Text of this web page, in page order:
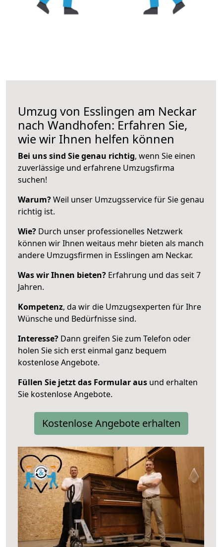
Umzug von Esslingen am Neckar
nach Wandhofen: Erfahren Sie,
wie wir Ihnen helfen können
Bei uns sind Sie genau richtig, wenn Sie einen
zuverlässige und erfahrene Umzugsfirma
suchen!
Warum?Weil unser Umzugsservice für Sie genau
richtig ist.
Wie? Durch unser professionelles Netzwerk
können wir Ihnen weitaus mehr bieten als manch
andere Umzugsfirmen in Esslingen am Neckar.
Was wir Ihnen bieten? Erfahrung und das seit 7
Jahren.
Kompetenz, da wir die Umzugsexperten für Ihre
Wünsche und Bedürfnisse sind.
Interesse? Dann greifen Sie zum Telefon oder
holen Sie sich erst einmal ganz bequem
kostenlose Angebote.
Füllen Sie jetzt das Formular aus und erhalten
Sie kostenlose Angebote.
Kostenlose Angebote erhalten